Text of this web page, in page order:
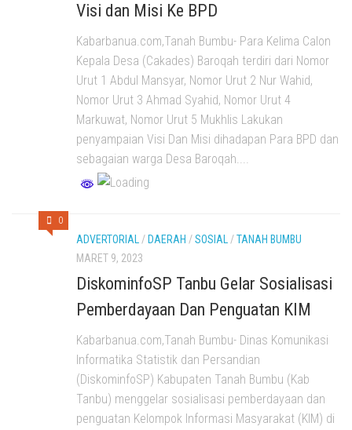
Visi dan Misi Ke BPD
Kabarbanua.com,Tanah Bumbu- Para Kelima Calon
Kepala Desa (Cakades) Baroqah terdiri dari Nomor
Urut 1 Abdul Mansyar, Nomor Urut 2 Nur Wahid,
Nomor Urut 3 Ahmad Syahid, Nomor Urut 4
Markuwat, Nomor Urut 5 Mukhlis Lakukan
penyampaian Visi Dan Misi dihadapan Para BPD dan
sebagaian warga Desa Baroqah....
0
ADVERTORIAL /DAERAH /SOSIAL /TANAH BUMBU
MARET 9, 2023
DiskominfoSP Tanbu Gelar Sosialisasi
Pemberdayaan Dan Penguatan KIM
Kabarbanua.com,Tanah Bumbu- Dinas Komunikasi
Informatika Statistik dan Persandian
(DiskominfoSP) Kabupaten Tanah Bumbu (Kab
Tanbu) menggelar sosialisasi pemberdayaan dan
penguatan Kelompok Informasi Masyarakat (KIM) di